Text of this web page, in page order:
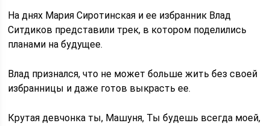
На днях Мария Сиротинская и ее избранник Влад
Ситдиков представили трек, в котором поделились
планами на будущее.
Влад признался, что не может больше жить без своей
избранницы и даже готов выкрасть ее.
Крутая девчонка ты, Машуня, Ты будешь всегда моей,